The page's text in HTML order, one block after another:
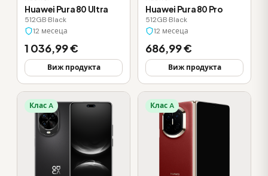
Huawei Pura 80 Ultra
512GB·Black
12 месеца
1 036,99 €
Виж продукта
Huawei Pura 80 Pro
512GB·Black
12 месеца
686,99 €
Виж продукта
Клас A Клас A